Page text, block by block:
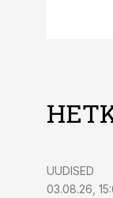
UUDISED
03.08.26,